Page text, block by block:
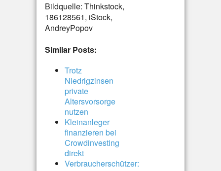
Bildquelle: Thinkstock,
186128561, iStock,
AndreyPopov
Similar Posts:
Trotz
Niedrigzinsen
private
Altersvorsorge
nutzen
Kleinanleger
finanzieren bei
Crowdinvesting
direkt
Verbraucherschützer: